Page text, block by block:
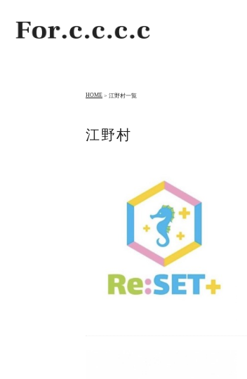
HOME 江野村一覧
江野村